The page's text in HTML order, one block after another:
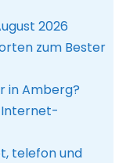
2026
zum Bester
in Amberg?
Internet-
telefon und